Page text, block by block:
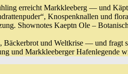
erreicht Markkleeberg — und
Knospenknallen und
Shownotes Kaeptn Ole –
Bäckerbrot und Weltkrise — und
und Markkleeberger